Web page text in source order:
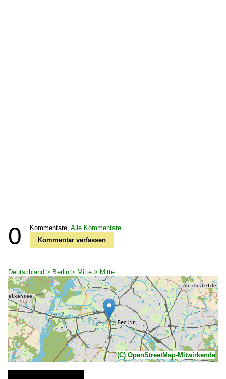
0 Kommentare, Alle Kommentare
Kommentar verfassen
Deutschland > Berlin > Mitte > Mitte
(C) OpenStreetMap-Mitwirkende